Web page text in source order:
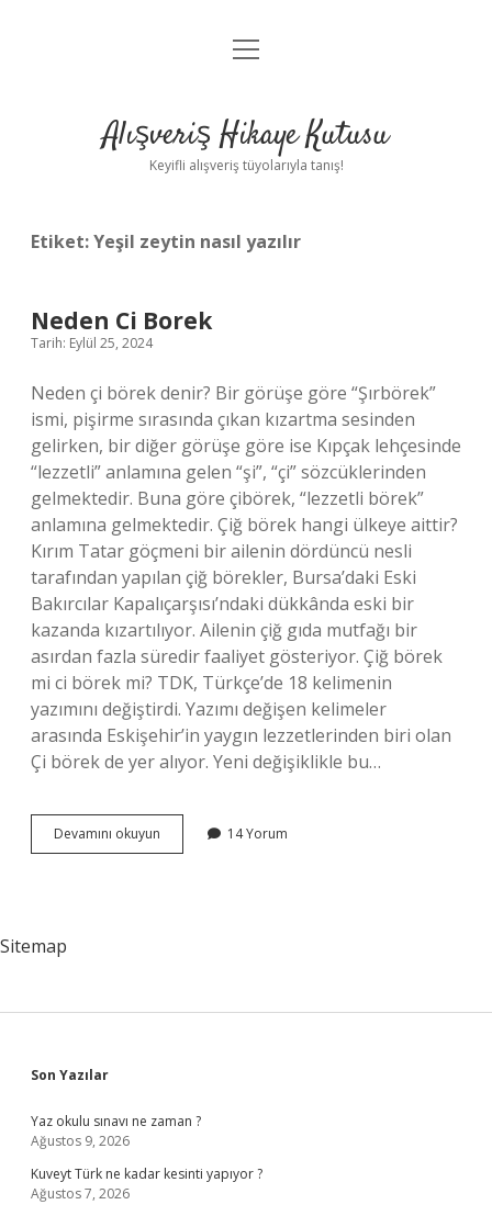
Anasayfa
Yasal Uyarı
menüyü
Alışveriş Hikaye Kutusu
Keyifli alışveriş tüyolarıyla tanış!
Etiket:Yeşil zeytin nasıl yazılır
Neden Ci Borek
Tarih: Eylül 25, 2024
Neden çi börek denir? Bir görüşe göre “Şırbörek”
ismi, pişirme sırasında çıkan kızartma sesinden
gelirken, bir diğer görüşe göre ise Kıpçak lehçesinde
“lezzetli” anlamına gelen “şi”, “çi” sözcüklerinden
gelmektedir. Buna göre çibörek, “lezzetli börek”
anlamına gelmektedir. Çiğ börek hangi ülkeye aittir?
Kırım Tatar göçmeni bir ailenin dördüncü nesli
tarafından yapılan çiğ börekler, Bursa’daki Eski
Bakırcılar Kapalıçarşısı’ndaki dükkânda eski bir
kazanda kızartılıyor. Ailenin çiğ gıda mutfağı bir
asırdan fazla süredir faaliyet gösteriyor. Çiğ börek
mi ci börek mi? TDK, Türkçe’de 18 kelimenin
yazımını değiştirdi. Yazımı değişen kelimeler
arasında Eskişehir’in yaygın lezzetlerinden biri olan
Çi börek de yer alıyor. Yeni değişiklikle bu…
Devamını okuyun
Ci
14 Yorum
Sitemap
Sidebar
Son Yazılar
Yaz okulu sınavı ne zaman ?
Ağustos 9, 2026
Kuveyt Türk ne kadar kesinti yapıyor ?
Ağustos 7, 2026